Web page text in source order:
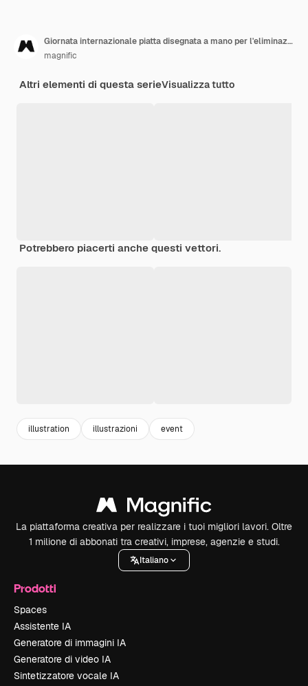
Giornata internazionale piatta disegnata a mano per l'eliminazione della violenza contro le donne illustrazione
magnific
Altri elementi di questa serieVisualizza tutto
Potrebbero piacerti anche questi vettori.
illustration illustrazioni event
La piattaforma creativa per realizzare i tuoi migliori lavori. Oltre
1 milione di abbonati tra creativi, imprese, agenzie e studi.
Italiano
Prodotti
Spaces
Assistente IA
Generatore di immagini IA
Generatore di video IA
Sintetizzatore vocale IA